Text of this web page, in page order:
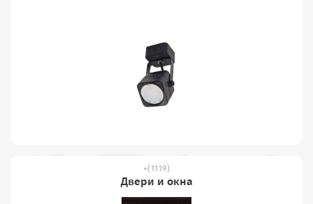
(1119)
Двери и окна